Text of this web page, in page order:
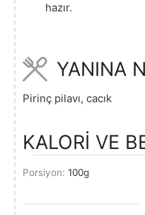
hazır.
YANINA
Pirinç pilavı, cacık
KALORİ VE
Porsiyon: 100g